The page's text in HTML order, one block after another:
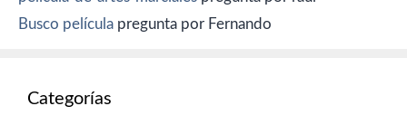
Busco película pregunta por Fernando
Categorías